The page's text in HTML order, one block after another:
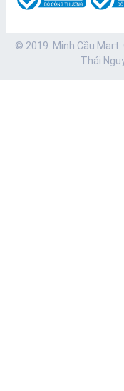
© 2019. Minh Cầu Mart.
Thái